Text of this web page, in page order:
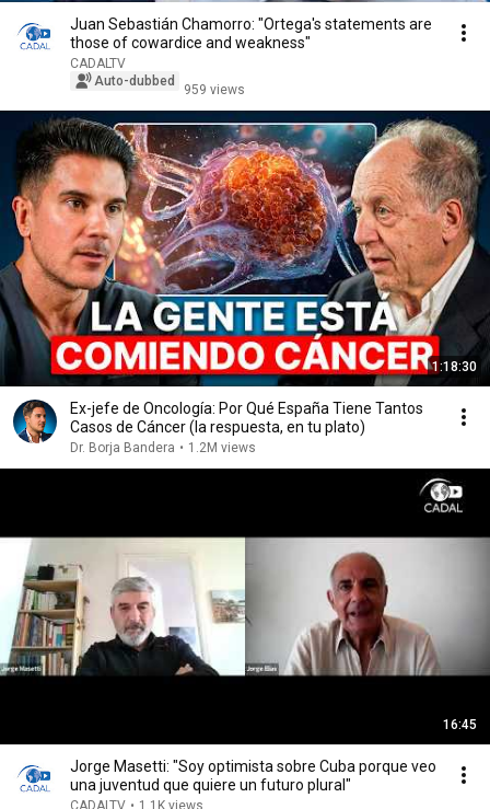
Juan Sebastián Chamorro: "Ortega's statements are
those of cowardice and weakness"
CADALTV
Auto-dubbed
959 views
1:18:30
Ex-jefe de Oncología: Por Qué España Tiene Tantos
Casos de Cáncer (la respuesta, en tu plato)
Dr. Borja Bandera • 1.2M views
16:45
Jorge Masetti: "Soy optimista sobre Cuba porque veo
una juventud que quiere un futuro plural"
CADALTV • 1.1K views